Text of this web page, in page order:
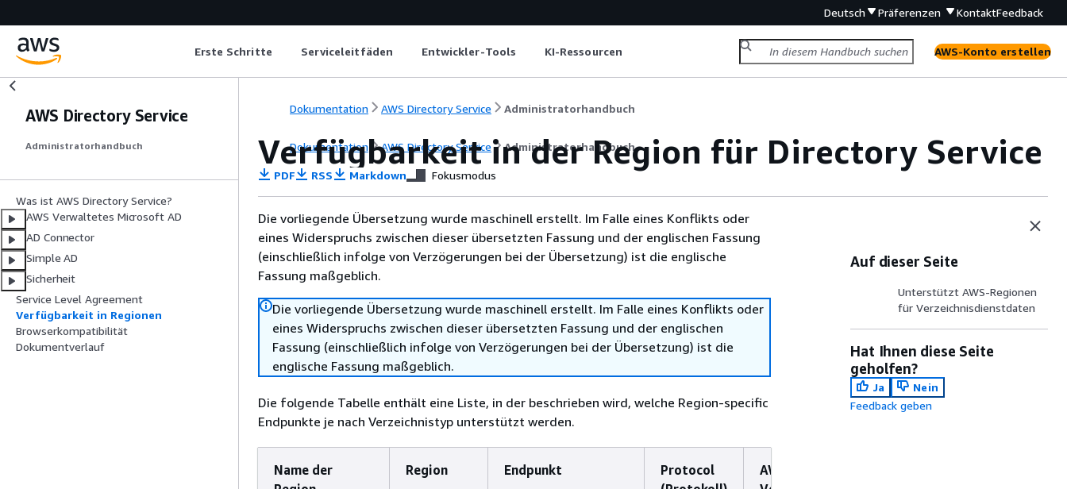
Deutsch Präferenzen KontaktFeedback
Erste Schritte Serviceleitfäden Entwickler-Tools KI-Ressourcen AWS-Konto erstellen
AWS Directory Service
Administratorhandbuch
Was ist AWS Directory Service?
AWS Verwaltetes Microsoft AD
AD Connector
Simple AD
Sicherheit
Service Level Agreement
Verfügbarkeit in Regionen
Browserkompatibilität
Dokumentverlauf
Dokumentation AWS Directory Service Administratorhandbuch
Dokumentation AWS Directory Service Administratorhandbuch
Verfügbarkeit in der Region für Directory Service
PDF RSS Markdown Fokusmodus
Die vorliegende Übersetzung wurde maschinell erstellt. Im Falle eines Konflikts oder
eines Widerspruchs zwischen dieser übersetzten Fassung und der englischen Fassung
(einschließlich infolge von Verzögerungen bei der Übersetzung) ist die englische
Fassung maßgeblich.
Die vorliegende Übersetzung wurde maschinell erstellt. Im Falle eines Konflikts oder
eines Widerspruchs zwischen dieser übersetzten Fassung und der englischen
Fassung (einschließlich infolge von Verzögerungen bei der Übersetzung) ist die
englische Fassung maßgeblich.
Die folgende Tabelle enthält eine Liste, in der beschrieben wird, welche Region-specific
Endpunkte je nach Verzeichnistyp unterstützt werden.
Name der
Region Endpunkt
Protocol
AWS
Auf dieser Seite
Unterstützt AWS-Regionen
für Verzeichnisdienstdaten
Hat Ihnen diese Seite
geholfen?
Ja
Nein
Feedback geben